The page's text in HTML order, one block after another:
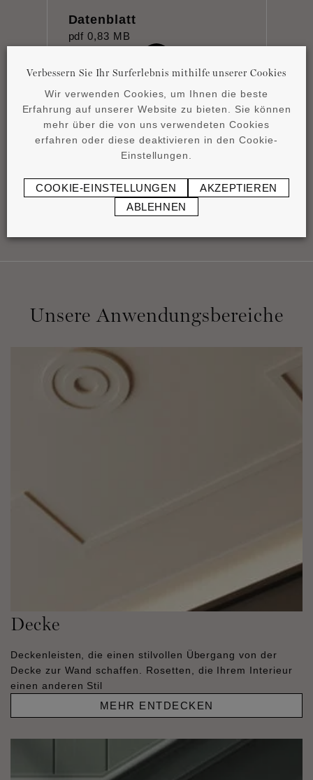
Datenblatt
pdf 0,83 MB
Product overview
4,15 MB
Unsere Anwendungsbereiche
Decke
Deckenleisten, die einen stilvollen Übergang von der
Decke zur Wand schaffen. Rosetten, die Ihrem Interieur
einen anderen Stil
MEHR ENTDECKEN
Verbessern Sie Ihr Surferlebnis mithilfe unserer Cookies
Wir verwenden Cookies, um Ihnen die beste
Erfahrung auf unserer Website zu bieten. Sie können
mehr über die von uns verwendeten Cookies
erfahren oder diese deaktivieren in den Cookie-
Einstellungen.
COOKIE-EINSTELLUNGEN
AKZEPTIEREN
ABLEHNEN